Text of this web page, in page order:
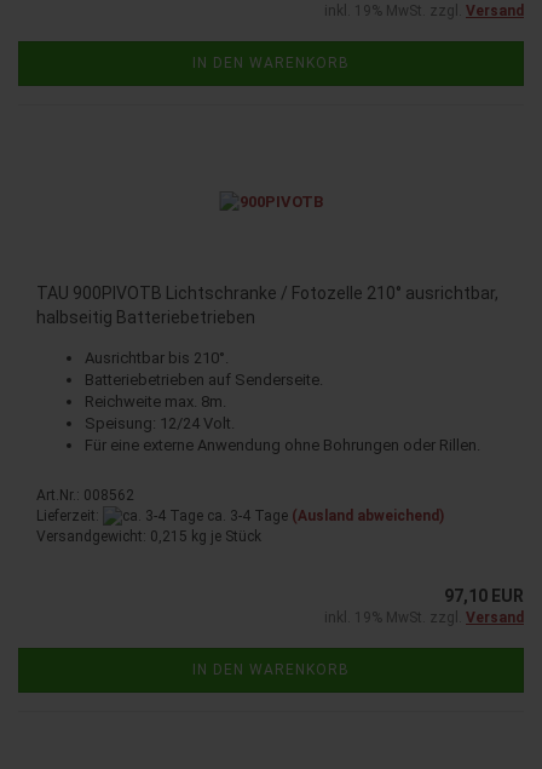
inkl. 19% MwSt. zzgl. Versand
IN DEN WARENKORB
TAU 900PIVOTB Lichtschranke / Fotozelle 210° ausrichtbar,
halbseitig Batteriebetrieben
Ausrichtbar bis 210°.
Batteriebetrieben auf Senderseite.
Reichweite max. 8m.
Speisung: 12/24 Volt.
Für eine externe Anwendung ohne Bohrungen oder Rillen.
Art.Nr.: 008562
Lieferzeit:
ca. 3-4 Tage (Ausland abweichend)
Versandgewicht: 0,215 kg je Stück
97,10 EUR
inkl. 19% MwSt. zzgl. Versand
IN DEN WARENKORB